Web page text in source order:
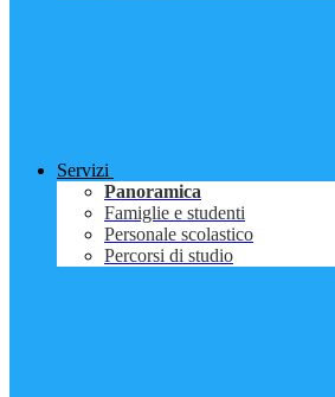
Servizi
Panoramica
Famiglie e studenti
Personale scolastico
Percorsi di studio